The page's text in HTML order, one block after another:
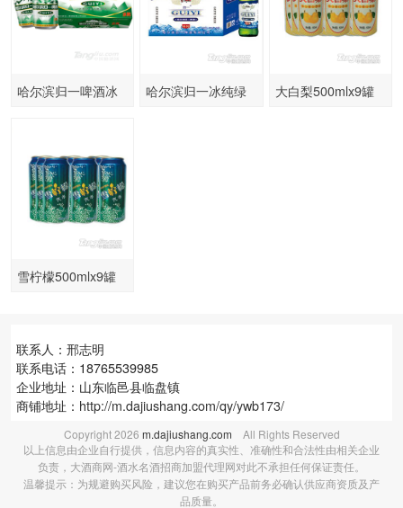
哈尔滨归一啤酒冰
哈尔滨归一冰纯绿
大白梨500mlx9罐
雪柠檬500mlx9罐
联系人：邢志明
联系电话：18765539985
企业地址：山东临邑县临盘镇
商铺地址： http://m.dajiushang.com/qy/ywb173/
Copyright2026 m.dajiushang.com All Rights Reserved
以上信息由企业自行提供，信息内容的真实性、准确性和合法性由相关企业
负责，大酒商网-酒水名酒招商加盟代理网对此不承担任何保证责任。
温馨提示：为规避购买风险，建议您在购买产品前务必确认供应商资质及产
品质量。